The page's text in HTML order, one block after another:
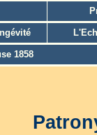
1858